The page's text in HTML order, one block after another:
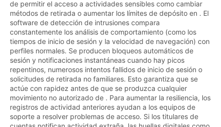
de permitir el acceso a actividades sensibles como cambiar
métodos de retirada o aumentar los límites de depósito en . El
software de detección de intrusiones compara
constantemente los análisis de comportamiento (como los
tiempos de inicio de sesión y la velocidad de navegación) con
perfiles normales. Se producen bloqueos automáticos de
sesión y notificaciones instantáneas cuando hay picos
repentinos, numerosos intentos fallidos de inicio de sesión o
solicitudes de retirada no familiares. Esto garantiza que se
actúe con rapidez antes de que se produzca cualquier
movimiento no autorizado de . Para aumentar la resiliencia, los
registros de actividad anteriores ayudan a los equipos de
soporte a resolver problemas de acceso. Si los titulares de